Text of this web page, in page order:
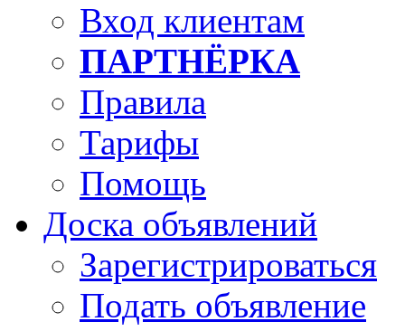
Вход клиентам
ПАРТНЁРКА
Правила
Тарифы
Помощь
Доска объявлений
Зарегистрироваться
Подать объявление